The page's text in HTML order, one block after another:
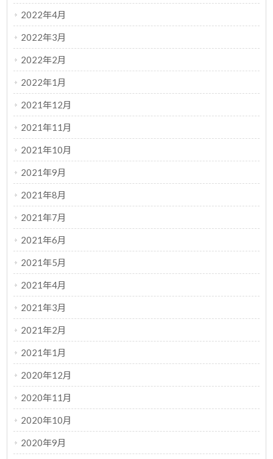
2022年4月
2022年3月
2022年2月
2022年1月
2021年12月
2021年11月
2021年10月
2021年9月
2021年8月
2021年7月
2021年6月
2021年5月
2021年4月
2021年3月
2021年2月
2021年1月
2020年12月
2020年11月
2020年10月
2020年9月